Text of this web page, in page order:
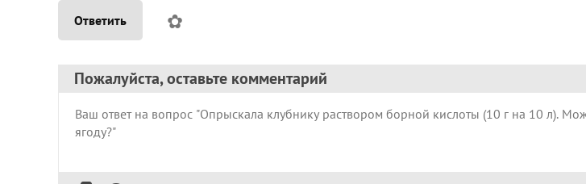
Ответить ✿
Пожалуйста, оставьте комментарий